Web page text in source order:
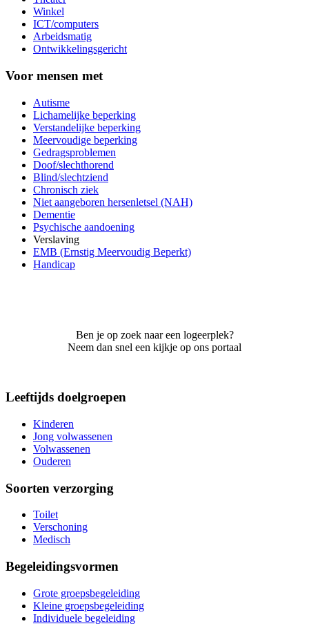
Winkel
ICT/computers
Arbeidsmatig
Ontwikkelingsgericht
Voor mensen met
Autisme
Lichamelijke beperking
Verstandelijke beperking
Meervoudige beperking
Gedragsproblemen
Doof/slechthorend
Blind/slechtziend
Chronisch ziek
Niet aangeboren hersenletsel (NAH)
Dementie
Psychische aandoening
Verslaving
EMB (Ernstig Meervoudig Beperkt)
Handicap
Ben je op zoek naar een logeerplek?
Neem dan snel een kijkje op ons portaal
Leeftijds doelgroepen
Kinderen
Jong volwassenen
Volwassenen
Ouderen
Soorten verzorging
Toilet
Verschoning
Medisch
Begeleidingsvormen
Grote groepsbegeleiding
Kleine groepsbegeleiding
Individuele begeleiding